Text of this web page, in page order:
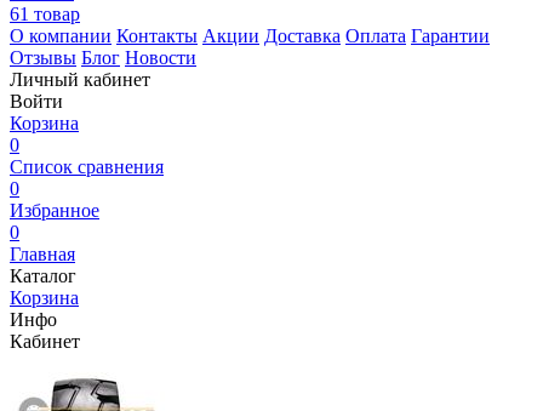
61 товар
О компании Контакты Акции Доставка Оплата Гарантии
Отзывы Блог Новости
Личный кабинет
Войти
Корзина
0
Список сравнения
0
Избранное
0
Главная
Каталог
Корзина
Инфо
Кабинет